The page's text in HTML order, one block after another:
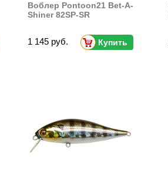
Воблер Pontoon21 Bet-A-
Shiner 82SP-SR
1 145 руб. Купить